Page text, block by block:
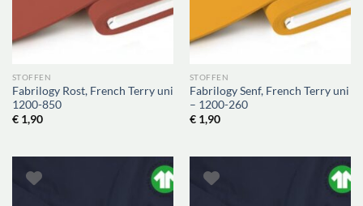
STOFFEN
Fabrilogy Rost, French Terry uni
1200-850
€1,90
STOFFEN
Fabrilogy Senf, French Terry uni
– 1200-260
€1,90